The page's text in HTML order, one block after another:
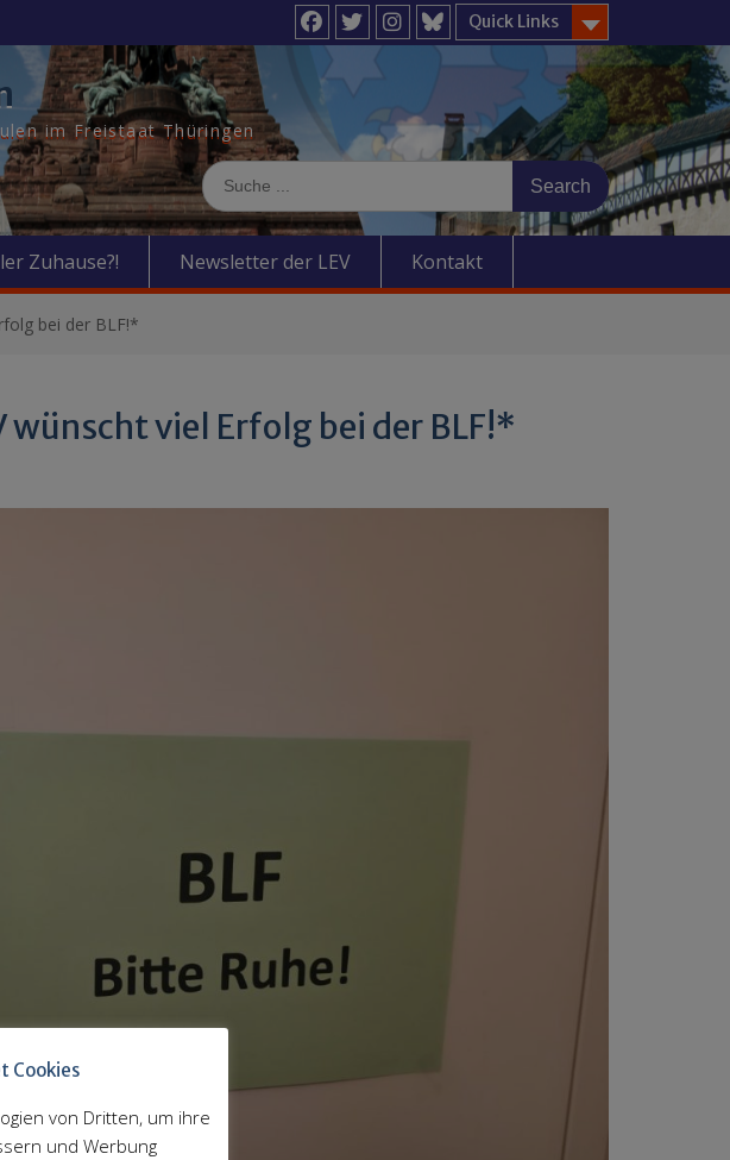
Quick Links
Facebook
TwitterInstagram
BlueSky
im Freistaat Thüringen
Search
for:
Zuhause?! Newsletter der LEV Kontakt
bei der BLF!*
wünscht viel Erfolg bei der BLF!*
Cookies
von Dritten, um ihre
und Werbung